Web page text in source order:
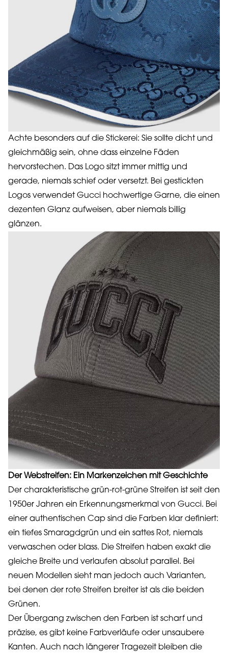
Achte besonders auf die Stickerei: Sie sollte dicht und
gleichmäßig sein, ohne dass einzelne Fäden
hervorstechen. Das Logo sitzt immer mittig und
gerade, niemals schief oder versetzt. Bei gestickten
Logos verwendet Gucci hochwertige Garne, die einen
dezenten Glanz aufweisen, aber niemals billig
glänzen.
Der Webstreifen: Ein Markenzeichen mit Geschichte
Der charakteristische grün-rot-grüne Streifen ist seit den
1950er Jahren ein Erkennungsmerkmal von Gucci. Bei
einer authentischen Cap sind die Farben klar definiert:
ein tiefes Smaragdgrün und ein sattes Rot, niemals
verwaschen oder blass. Die Streifen haben exakt die
gleiche Breite und verlaufen absolut parallel. Bei
neuen Modellen sieht man jedoch auch Varianten,
bei denen der rote Streifen breiter ist als die beiden
Grünen.
Der Übergang zwischen den Farben ist scharf und
präzise, es gibt keine Farbverläufe oder unsaubere
Kanten. Auch nach längerer Tragezeit bleiben die